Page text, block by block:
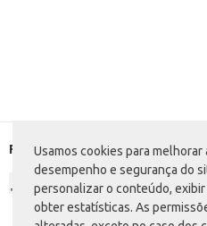
Usamos cookies para melhorar
desempenho e segurança do
personalizar o conteúdo, exibir
obter estatísticas. As
Formas de pagamento